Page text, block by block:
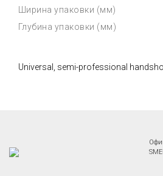
Ширина упаковки (мм)
Глубина упаковки (мм)
Universal, semi-professional